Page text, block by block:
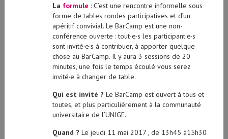
La formule : C’est une rencontre informelle sous
forme de tables rondes participatives et d’un
apéritif convivial. Le BarCamp est une non-
conférence ouverte : tout∙e·s les participant·e·s
sont invité·e·s à contribuer, à apporter quelque
chose au BarCamp. Il y aura 3 sessions de 20
minutes, une fois le temps écoulé vous serez
invité·e à changer de table.
Qui est invité ? Le BarCamp est ouvert à tous et
toutes, et plus particulièrement à la communauté
universitaire de l’UNIGE.
Quand ? Le jeudi 11 mai 2017 , de 13h45 à15h30